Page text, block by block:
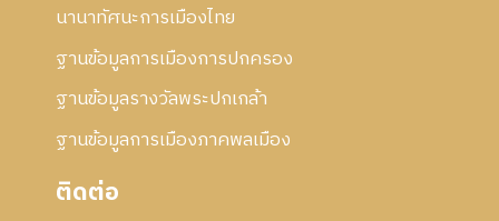
นานาทัศนะการเมืองไทย
ฐานข้อมูลการเมืองการปกครอง
ฐานข้อมูลรางวัลพระปกเกล้า
ฐานข้อมูลการเมืองภาคพลเมือง
ติดต่อ